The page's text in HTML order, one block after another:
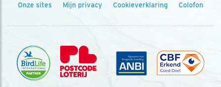
Onze sites Mijn privacy Cookieverklaring Colofon